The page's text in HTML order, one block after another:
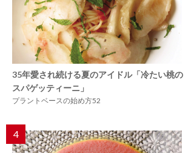
35年愛され続ける夏のアイドル「冷たい桃の
スパゲッティーニ」
プラントベースの始め方52
4